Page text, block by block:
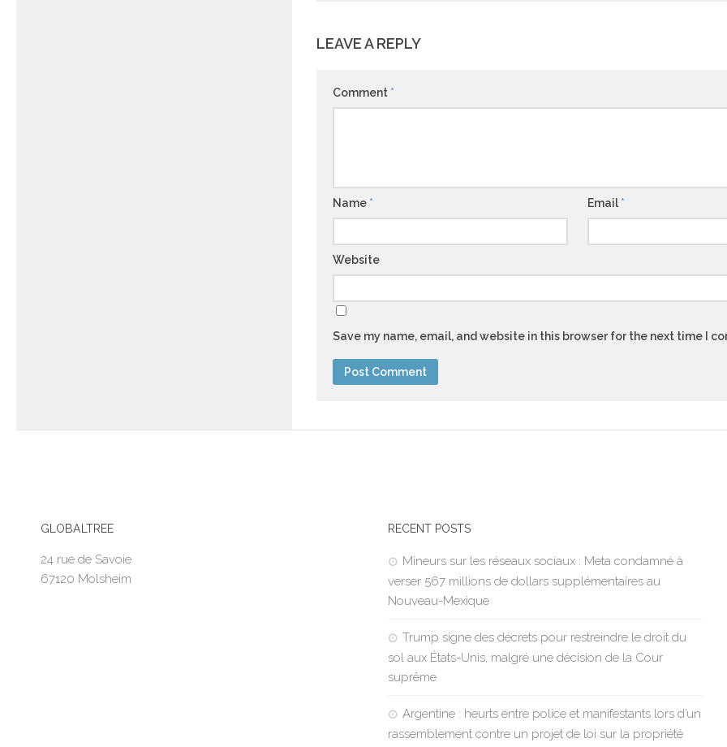
LEAVE A REPLY
Comment *
Name * Email*
Website
Save my name, email, and website in this browser for the next time I
GLOBALTREE
24 rue de Savoie
67120 Molsheim
RECENT POSTS
Mineurs sur les réseaux sociaux : Meta condamné à
verser 567 millions de dollars supplémentaires au
Nouveau-Mexique
Trump signe des décrets pour restreindre le droit du
sol aux États-Unis, malgré une décision de la Cour
suprême
Argentine : heurts entre police et manifestants lors d’un
rassemblement contre un projet de loi sur la propriété